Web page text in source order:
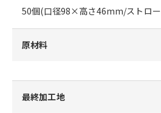
50個(口径98×高さ46mm/ストロ
原材料
最終加工地